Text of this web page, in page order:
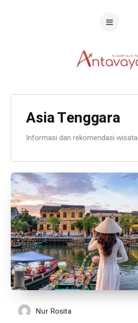
Asia Tenggara
Informasi dan rekomendasi
Nur Rosita